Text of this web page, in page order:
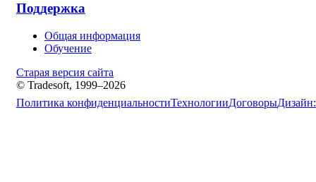
Поддержка
Общая информация
Обучение
Старая версия сайта
© Tradesoft, 1999–2026
Политика конфиденциальностиТехнологииДоговорыДизайн: